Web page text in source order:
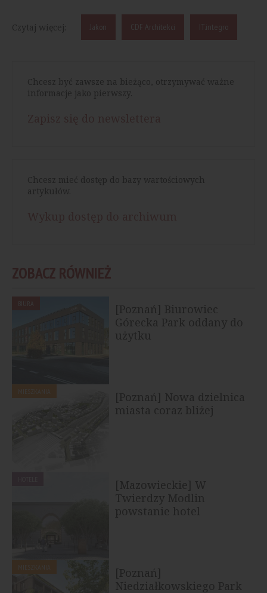
Czytaj więcej: Jakon CDF Architekci IT.integro
Chcesz być zawsze na bieżąco, otrzymywać ważne
informacje jako pierwszy.
Chcesz mieć dostęp do bazy wartościowych
artykułów.
ZOBACZ RÓWNIEŻ
[Poznań] Biurowiec
Górecka Park oddany do
użytku
[Poznań] Nowa dzielnica
miasta coraz bliżej
[Mazowieckie] W
Twierdzy Modlin
powstanie hotel
[Poznań]
Niedziałkowskiego Park